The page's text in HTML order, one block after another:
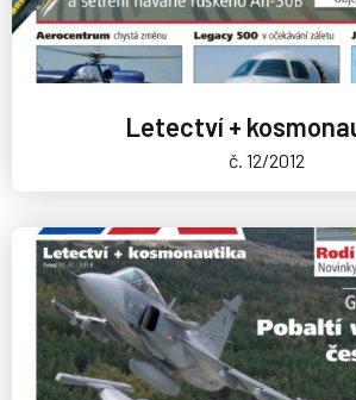
Letectví +
č. 12/2012